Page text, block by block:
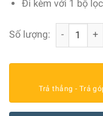
Đi kèm với 1 bộ
Số lượng: Bình Lọc
Trả thẳng - Trả